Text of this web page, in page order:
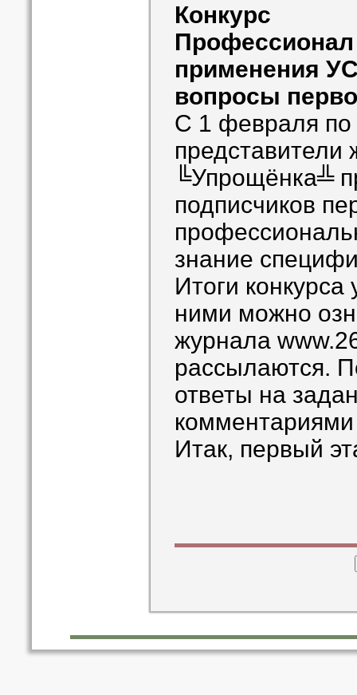
Конкурс
Профессионал
применения
вопросы
С 1 февраля по
представители
╚Упрощёнка╩
подписчиков
знание
Итоги
ними можно
журнала
рассылаются.
ответы на
комментариями
Итак, первый